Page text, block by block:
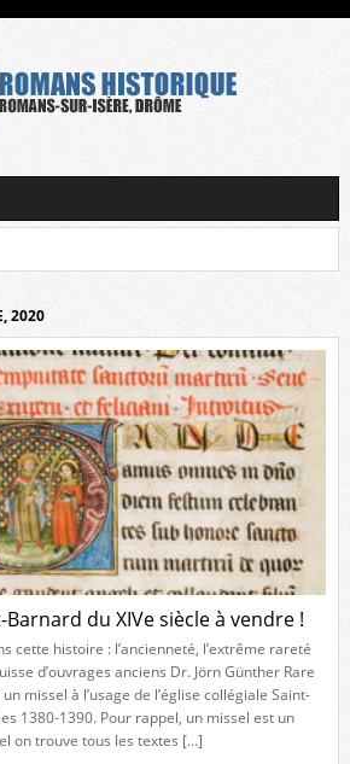
2020
du XIVe siècle à vendre !
cette histoire : l’ancienneté, l’extrême rareté
d’ouvrages anciens Dr. Jörn Günther Rare
missel à l’usage de l’église collégiale Saint-
1380-1390. Pour rappel, un missel est un
on trouve tous les textes […]